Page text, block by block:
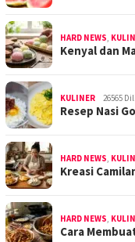
HARD NEWS,
Kenyal dan
KULINER 26565
Resep Nasi
HARD NEWS,
Kreasi
HARD NEWS,
Cara